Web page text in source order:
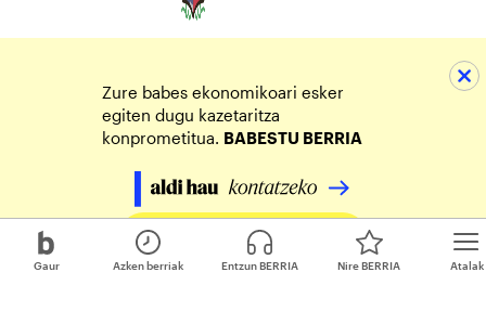
Gaur Atalak
Azken berriak Entzun BERRIA Nire BERRIA
Zure babes ekonomikoari esker
egiten dugu kazetaritza
konprometitua. BABESTU BERRIA
Egin zure ekarpena